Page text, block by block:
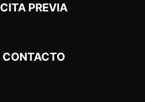
CITA PREVIA
CONTACTO